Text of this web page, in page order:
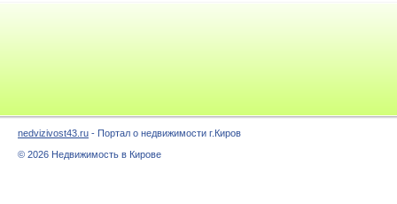
nedvizivost43.ru - Портал о недвижимости г.Киров
© 2026 Недвижимость в Кирове